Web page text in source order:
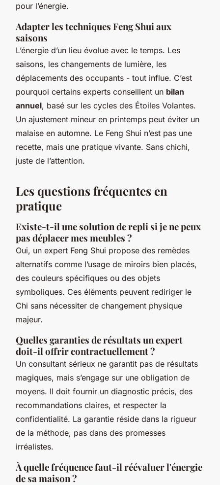
pour l’énergie.
Adapter les techniques Feng Shui aux
saisons
L’énergie d’un lieu évolue avec le temps. Les
saisons, les changements de lumière, les
déplacements des occupants - tout influe. C’est
pourquoi certains experts conseillent un bilan
annuel, basé sur les cycles des Étoiles Volantes.
Un ajustement mineur en printemps peut éviter un
malaise en automne. Le Feng Shui n’est pas une
recette, mais une pratique vivante. Sans chichi,
juste de l’attention.
Les questions fréquentes en
pratique
Existe-t-il une solution de repli si je ne peux
pas déplacer mes meubles ?
Oui, un expert Feng Shui propose des remèdes
alternatifs comme l’usage de miroirs bien placés,
des couleurs spécifiques ou des objets
symboliques. Ces éléments peuvent rediriger le
Chi sans nécessiter de changement physique
majeur.
Quelles garanties de résultats un expert
doit-il offrir contractuellement ?
Un consultant sérieux ne garantit pas de résultats
magiques, mais s’engage sur une obligation de
moyens. Il doit fournir un diagnostic précis, des
recommandations claires, et respecter la
confidentialité. La garantie réside dans la rigueur
de la méthode, pas dans des promesses
irréalistes.
À quelle fréquence faut-il réévaluer l'énergie
de sa maison ?